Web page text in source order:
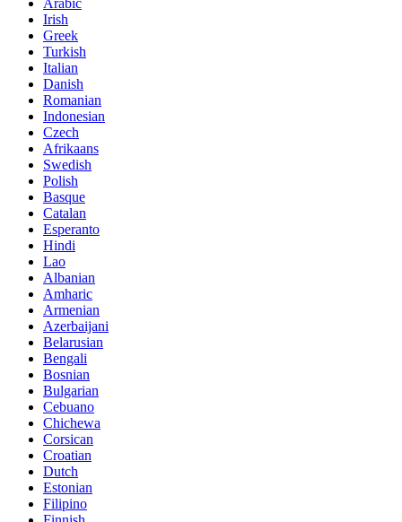
Irish
Greek
Turkish
Italian
Danish
Romanian
Indonesian
Czech
Afrikaans
Swedish
Polish
Basque
Catalan
Esperanto
Hindi
Lao
Albanian
Amharic
Armenian
Azerbaijani
Belarusian
Bengali
Bosnian
Bulgarian
Cebuano
Chichewa
Corsican
Croatian
Dutch
Estonian
Filipino